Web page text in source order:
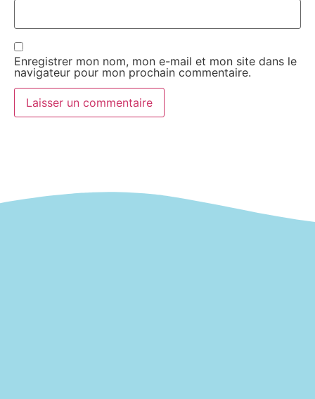
Enregistrer mon nom, mon e-mail et mon site dans le
navigateur pour mon prochain commentaire.